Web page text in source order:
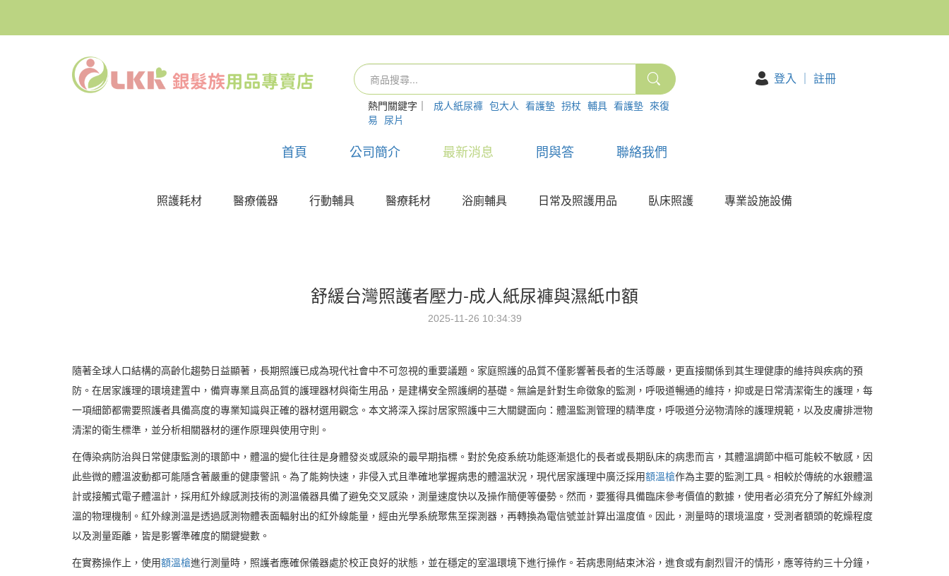
熱門關鍵字｜ 成人紙尿褲 包大人 看護墊 拐杖 輔具 看護墊 來復
易 尿片
登入 ｜ 註冊
首頁 公司簡介 最新消息 問與答 聯絡我們
照護耗材 醫療儀器 行動輔具 醫療耗材 浴廁輔具 日常及照護用品 臥床照護 專業設施設備
舒緩台灣照護者壓力-成人紙尿褲與濕紙巾額
2025-11-26 10:34:39
隨著全球人口結構的高齡化趨勢日益顯著，長期照護已成為現代社會中不可忽視的重要議題。家庭照護的品質不僅影響著長者的生活尊嚴，更直接關係到其生理健康的維持與疾病的預
防。在居家護理的環境建置中，備齊專業且高品質的護理器材與衛生用品，是建構安全照護網的基礎。無論是針對生命徵象的監測，呼吸道暢通的維持，抑或是日常清潔衛生的護理，每
一項細節都需要照護者具備高度的專業知識與正確的器材選用觀念。本文將深入探討居家照護中三大關鍵面向：體溫監測管理的精準度，呼吸道分泌物清除的護理規範，以及皮膚排泄物
清潔的衛生標準，並分析相關器材的運作原理與使用守則。
在傳染病防治與日常健康監測的環節中，體溫的變化往往是身體發炎或感染的最早期指標。對於免疫系統功能逐漸退化的長者或長期臥床的病患而言，其體溫調節中樞可能較不敏感，因
此些微的體溫波動都可能隱含著嚴重的健康警訊。為了能夠快速，非侵入式且準確地掌握病患的體溫狀況，現代居家護理中廣泛採用額溫槍作為主要的監測工具。相較於傳統的水銀體溫
計或接觸式電子體溫計，採用紅外線感測技術的測溫儀器具備了避免交叉感染，測量速度快以及操作簡便等優勢。然而，要獲得具備臨床參考價值的數據，使用者必須充分了解紅外線測
溫的物理機制。紅外線測溫是透過感測物體表面輻射出的紅外線能量，經由光學系統聚焦至探測器，再轉換為電信號並計算出溫度值。因此，測量時的環境溫度，受測者額頭的乾燥程度
以及測量距離，皆是影響準確度的關鍵變數。
在實務操作上，使用額溫槍進行測量時，照護者應確保儀器處於校正良好的狀態，並在穩定的室溫環境下進行操作。若病患剛結束沐浴，進食或有劇烈冒汗的情形，應等待約三十分鐘，